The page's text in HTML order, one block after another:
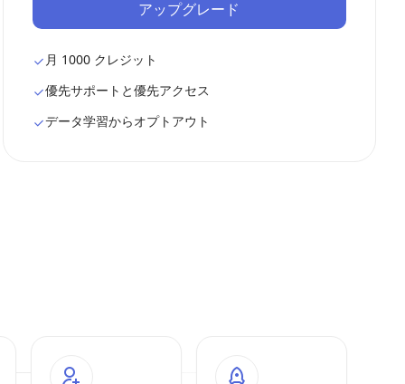
アップグレード
月 1000 クレジット
優先サポートと優先アクセス
データ学習からオプトアウト